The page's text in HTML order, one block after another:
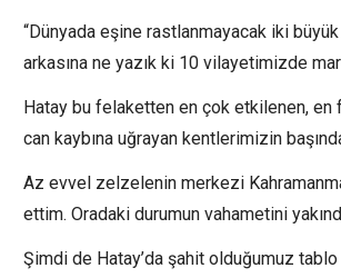
“Dünyada eşine rastlanmayacak iki
arkasına ne yazık ki 10 vilayetimizde
Hatay bu felaketten en çok etkilenen, en
can kaybına uğrayan kentlerimizin
Az evvel zelzelenin merkezi
ettim. Oradaki durumun vahametini
Şimdi de Hatay’da şahit olduğumuz